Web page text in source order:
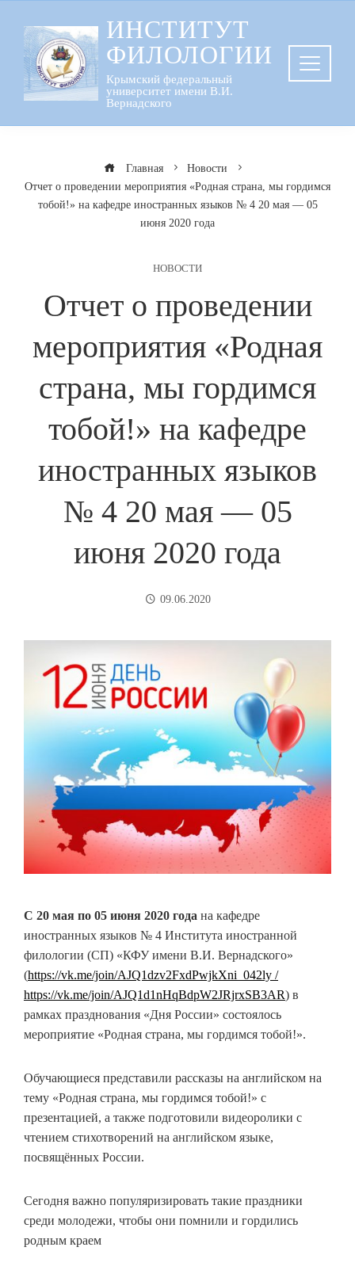
содержанию
ИНСТИТУТ
ФИЛОЛОГИИ
Крымский федеральный
университет имени В.И.
Вернадского
Главная
Новости
Отчет о проведении мероприятия «Родная страна, мы гордимся
тобой!» на кафедре иностранных языков № 4 20 мая — 05
июня 2020 года
НОВОСТИ
Отчет о проведении
мероприятия «Родная
страна, мы гордимся
тобой!» на кафедре
иностранных языков
№ 4 20 мая — 05
июня 2020 года
09.06.2020
С 20 мая по 05 июня 2020 года на кафедре
иностранных языков № 4 Института иностранной
филологии (СП) «КФУ имени В.И. Вернадского»
(https://vk.me/join/AJQ1dzv2FxdPwjkXni_042ly /
https://vk.me/join/AJQ1d1nHqBdpW2JRjrxSB3AR) в
рамках празднования «Дня России» состоялось
мероприятие «Родная страна, мы гордимся тобой!».
Обучающиеся представили рассказы на английском на
тему «Родная страна, мы гордимся тобой!» с
презентацией, а также подготовили видеоролики с
чтением стихотворений на английском языке,
посвящённых России.
Сегодня важно популяризировать такие праздники
среди молодежи, чтобы они помнили и гордились
родным краем